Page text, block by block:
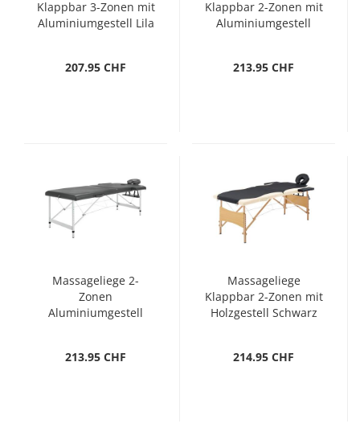
Klappbar 3-Zonen mit
Aluminiumgestell Lila
207.95 CHF
Klappbar 2-Zonen mit
Aluminiumgestell
213.95 CHF
Massageliege 2-
Zonen
Aluminiumgestell
213.95 CHF
Massageliege
Klappbar 2-Zonen mit
Holzgestell Schwarz
214.95 CHF